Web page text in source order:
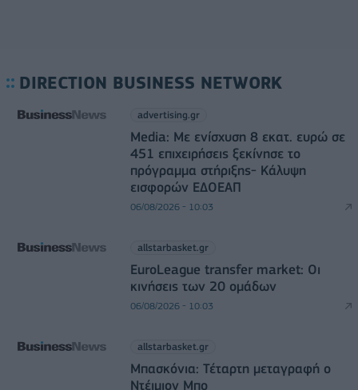
DIRECTION BUSINESS NETWORK
advertising.gr
Media: Με ενίσχυση 8 εκατ. ευρώ σε
451 επιχειρήσεις ξεκίνησε το
πρόγραμμα στήριξης- Κάλυψη
εισφορών ΕΔΟΕΑΠ
06/08/2026 - 10:03
allstarbasket.gr
EuroLeague transfer market: Οι
κινήσεις των 20 ομάδων
06/08/2026 - 10:03
allstarbasket.gr
Μπασκόνια: Τέταρτη μεταγραφή ο
Ντέιμιον Μπο